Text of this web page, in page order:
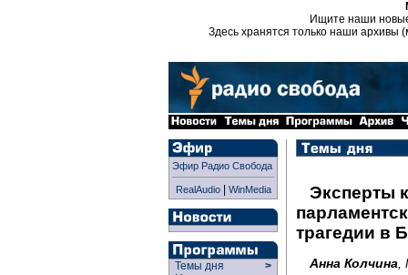
Ищите наши
Здесь хранятся только наши архивы
Эфир Радио Свобода
RealAudio| WinMedia
Темы дня
>
Эксперты
трагедии в
Анна Колчина